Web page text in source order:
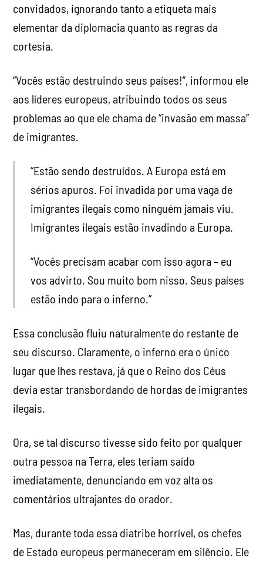
convidados, ignorando tanto a etiqueta mais
elementar da diplomacia quanto as regras da
cortesia.
“Vocês estão destruindo seus países!”, informou ele
aos líderes europeus, atribuindo todos os seus
problemas ao que ele chama de “invasão em massa”
de imigrantes.
“Estão sendo destruídos. A Europa está em
sérios apuros. Foi invadida por uma vaga de
imigrantes ilegais como ninguém jamais viu.
Imigrantes ilegais estão invadindo a Europa.
“Vocês precisam acabar com isso agora – eu
vos advirto. Sou muito bom nisso. Seus países
estão indo para o inferno.”
Essa conclusão fluiu naturalmente do restante de
seu discurso. Claramente, o inferno era o único
lugar que lhes restava, já que o Reino dos Céus
devia estar transbordando de hordas de imigrantes
ilegais.
Ora, se tal discurso tivesse sido feito por qualquer
outra pessoa na Terra, eles teriam saído
imediatamente, denunciando em voz alta os
comentários ultrajantes do orador.
Mas, durante toda essa diatribe horrível, os chefes
de Estado europeus permaneceram em silêncio. Ele